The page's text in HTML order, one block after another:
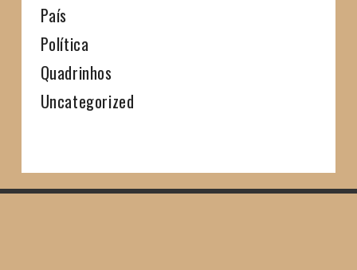
País
Política
Quadrinhos
Uncategorized